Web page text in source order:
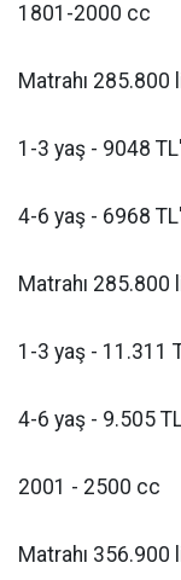
1801-2000 cc
Matrahı 285.800
1-3 yaş - 9048
4-6 yaş - 6968
Matrahı 285.800
1-3 yaş - 11.311
4-6 yaş - 9.505
2001 - 2500 cc
Matrahı 356.900